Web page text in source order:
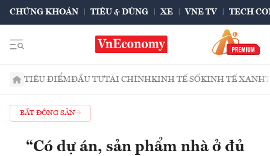
CHỨNG KHOÁN TIÊU & DÙNG XE VNE TV TECH
TIÊU ĐIỂMĐẦU TƯTÀI CHÍNHKINH TẾ SỐKINH TẾ XANH
BẤT ĐỘNG SẢN
“Có dự án, sản phẩm nhà ở đủ